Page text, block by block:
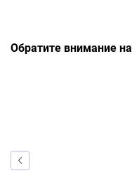
Обратите внимание